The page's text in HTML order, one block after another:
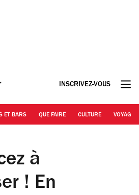
INSCRIVEZ-VOUS
ET BARS QUE FAIRE CULTURE VOYAGE
à
! En